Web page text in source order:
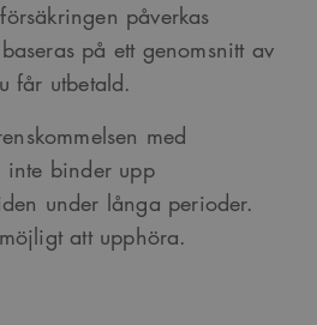
påverkas
på ett genomsnitt av
får utbetald.
med
inte binder upp
under långa perioder.
att upphöra.